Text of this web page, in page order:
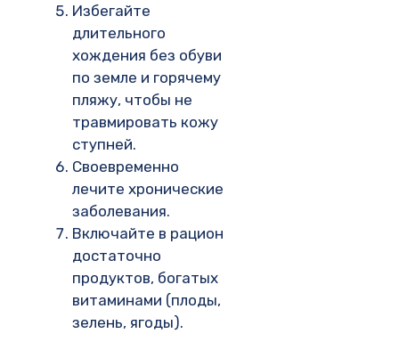
Избегайте
длительного
хождения без обуви
по земле и горячему
пляжу, чтобы не
травмировать кожу
ступней.
Своевременно
лечите хронические
заболевания.
Включайте в рацион
достаточно
продуктов, богатых
витаминами (плоды,
зелень, ягоды).